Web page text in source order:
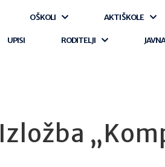
O ŠKOLI AKTI ŠKOLE
UPISI RODITELJI
Izložba